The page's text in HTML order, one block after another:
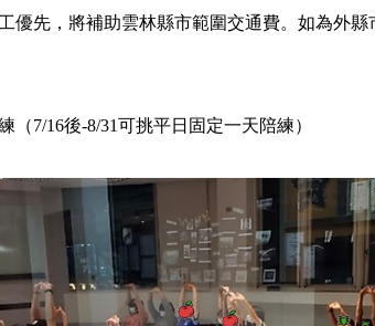
優先，將補助雲林縣市範圍交通費。如為外
（7/16後-8/31可挑平日固定一天陪練）